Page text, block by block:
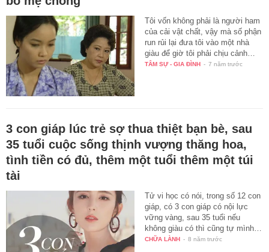
Tôi vốn không phải là người ham
của cải vật chất, vậy mà số phận
run rủi lại đưa tôi vào một nhà
giàu để giờ tôi phải chịu cảnh…
TÂM SỰ - GIA ĐÌNH - 7 năm trước
3 con giáp lúc trẻ sợ thua thiệt bạn bè, sau
35 tuổi cuộc sống thịnh vượng thăng hoa,
tình tiền có đủ, thêm một tuổi thêm một túi
tài
Tử vi học có nói, trong số 12 con
giáp, có 3 con giáp có nội lực
vững vàng, sau 35 tuổi nếu
không giàu có thì cũng tự mình…
CHỮA LÀNH - 8 năm trước